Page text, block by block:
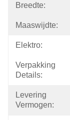
Breedte:
Maaswijdte:
Elektro:
Verpakking
Details:
Levering
Vermogen: